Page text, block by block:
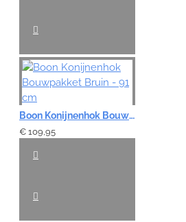
Boon Konijnenhok Bouwpakket Bruin - 91 cm
€ 109,95